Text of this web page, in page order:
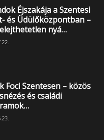
Éjszakája a Szentesi
és Üdülőközpontban –
nyá…
Foci Szentesen – közös
és családi